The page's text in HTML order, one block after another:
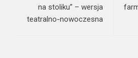
na stoliku” – wersja
teatralno-nowoczesna